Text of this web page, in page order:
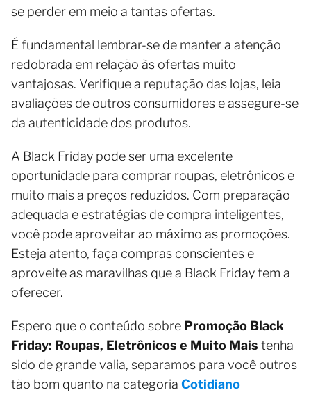
se perder em meio a tantas ofertas.
É fundamental lembrar-se de manter a atenção
redobrada em relação às ofertas muito
vantajosas. Verifique a reputação das lojas, leia
avaliações de outros consumidores e assegure-se
da autenticidade dos produtos.
A Black Friday pode ser uma excelente
oportunidade para comprar roupas, eletrônicos e
muito mais a preços reduzidos. Com preparação
adequada e estratégias de compra inteligentes,
você pode aproveitar ao máximo as promoções.
Esteja atento, faça compras conscientes e
aproveite as maravilhas que a Black Friday tem a
oferecer.
Espero que o conteúdo sobre Promoção Black
Friday: Roupas, Eletrônicos e Muito Mais tenha
sido de grande valia, separamos para você outros
tão bom quanto na categoria Cotidiano